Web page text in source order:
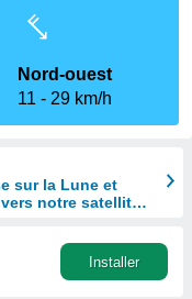
Nord-ouest
11
29 km/h
sur la Lune et
notre satellite à
Installer